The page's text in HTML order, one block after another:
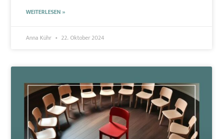
WEITERLESEN »
Anna Kühr 22. Oktober 2024